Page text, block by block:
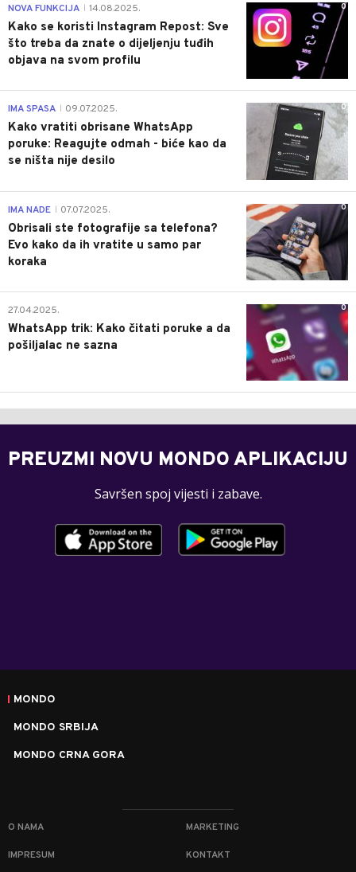
0
NOVA FUNKCIJA 14.08.2025.
Kako se koristi Instagram Repost: Sve
što treba da znate o dijeljenju tuđih
objava na svom profilu
0
IMA SPASA 09.07.2025.
Kako vratiti obrisane WhatsApp
poruke: Reagujte odmah - biće kao da
se ništa nije desilo
0
IMA NADE 07.07.2025.
Obrisali ste fotografije sa telefona?
Evo kako da ih vratite u samo par
koraka
0
27.04.2025.
WhatsApp trik: Kako čitati poruke a da
pošiljalac ne sazna
PREUZMI NOVU MONDO APLIKACIJU
Savršen spoj vijesti i zabave.
MONDO
MONDO SRBIJA
MONDO CRNA GORA
O NAMA MARKETING
IMPRESUM KONTAKT